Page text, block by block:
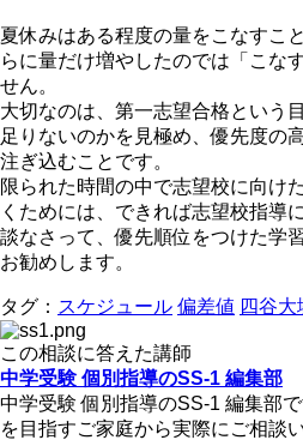
夏休みはある程度の量をこなすこ
らに量だけ増やしたのでは「こな
せん。
大切なのは、第一志望合格という
足りないのかを見極め、優先度の
注ぎ込むことです。
限られた時間の中で志望校に向け
くためには、できれば志望校指導
談なさって、優先順位をつけた学
お勧めします。
タグ： スケジュール 偏差値 四谷大
この相談に答えた講師
中学受験 個別指導のSS-1 編集部
中学受験 個別指導のSS-1 編集部
を目指すご家庭から実際にご相談